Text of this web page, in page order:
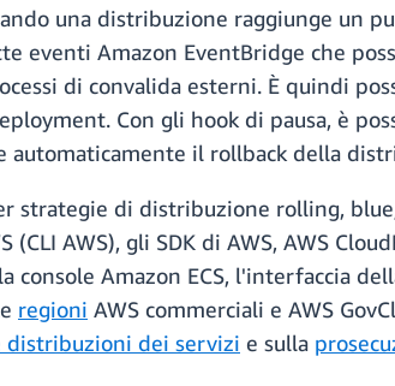
una distribuzione raggiunge un
eventi Amazon EventBridge che
di convalida esterni. È quindi
Con gli hook di pausa, è
il rollback della
strategie di distribuzione rolling,
AWS), gli SDK di AWS, AWS
Amazon ECS, l'interfaccia
regioni AWS commerciali e AWS
distribuzioni dei servizi e sulla